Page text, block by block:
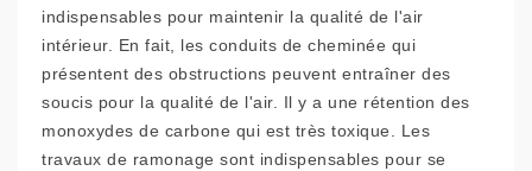
indispensables pour maintenir la qualité de l'air
intérieur. En fait, les conduits de cheminée qui
présentent des obstructions peuvent entraîner des
soucis pour la qualité de l'air. Il y a une rétention des
monoxydes de carbone qui est très toxique. Les
travaux de ramonage sont indispensables pour se